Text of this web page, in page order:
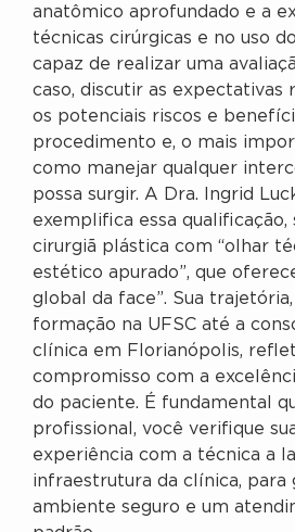
anatômico aprofundado e a
técnicas cirúrgicas e no uso
capaz de realizar uma
caso, discutir as expectativas
os potenciais riscos e
procedimento e, o mais
como manejar qualquer
possa surgir. A Dra. Ingrid
exemplifica essa qualificação,
cirurgiã plástica com “olhar
estético apurado”, que
global da face”. Sua
formação na UFSC até a
clínica em Florianópolis,
compromisso com a
do paciente. É fundamental
profissional, você verifique
experiência com a técnica a
infraestrutura da clínica, para
ambiente seguro e um